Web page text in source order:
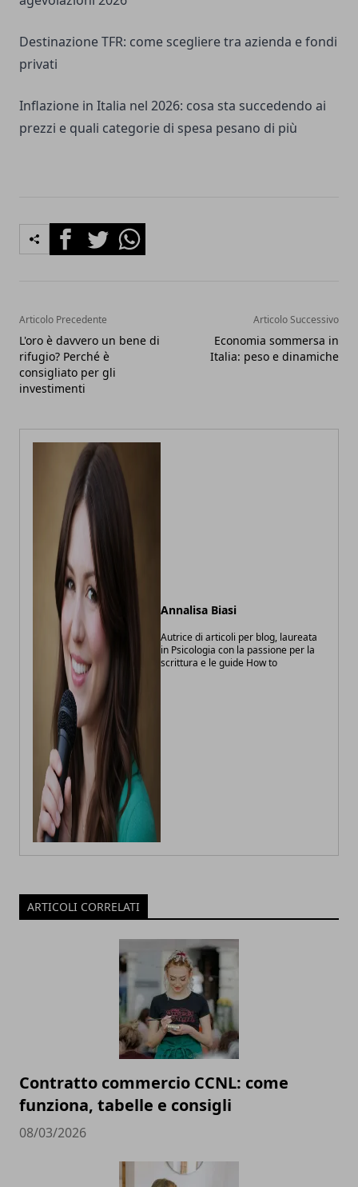
Destinazione TFR: come scegliere tra azienda e fondi
privati
Inflazione in Italia nel 2026: cosa sta succedendo ai
prezzi e quali categorie di spesa pesano di più
FacebookTwitterWhatsapp
Articolo Precedente
L'oro è davvero un bene di
rifugio? Perché è
consigliato per gli
investimenti
Articolo Successivo
Economia sommersa in
Italia: peso e dinamiche
Annalisa Biasi
Autrice di articoli per blog, laureata
in Psicologia con la passione per la
scrittura e le guide How to
ARTICOLI CORRELATI
Contratto commercio CCNL: come
funziona, tabelle e consigli
08/03/2026